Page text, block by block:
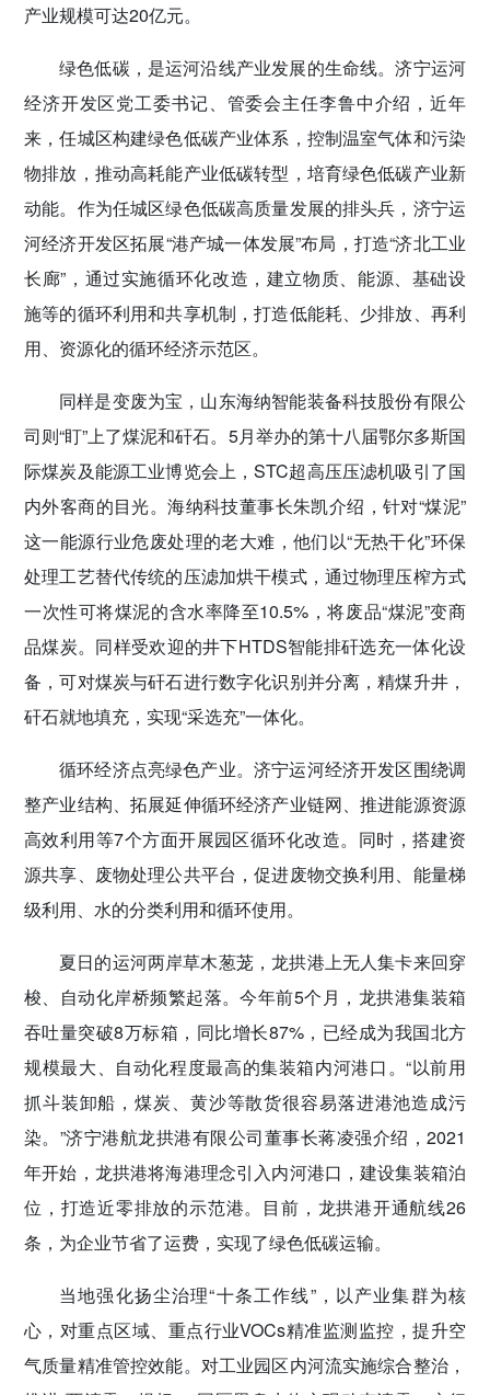
产业规模可达20亿元。
绿色低碳，是运河沿线产业发展的生命线。济宁运河
经济开发区党工委书记、管委会主任李鲁中介绍，近年
来，任城区构建绿色低碳产业体系，控制温室气体和污染
物排放，推动高耗能产业低碳转型，培育绿色低碳产业新
动能。作为任城区绿色低碳高质量发展的排头兵，济宁运
河经济开发区拓展“港产城一体发展”布局，打造“济北工业
长廊”，通过实施循环化改造，建立物质、能源、基础设
施等的循环利用和共享机制，打造低能耗、少排放、再利
用、资源化的循环经济示范区。
同样是变废为宝，山东海纳智能装备科技股份有限公
司则“盯”上了煤泥和矸石。5月举办的第十八届鄂尔多斯国
际煤炭及能源工业博览会上，STC超高压压滤机吸引了国
内外客商的目光。海纳科技董事长朱凯介绍，针对“煤泥”
这一能源行业危废处理的老大难，他们以“无热干化”环保
处理工艺替代传统的压滤加烘干模式，通过物理压榨方式
一次性可将煤泥的含水率降至10.5%，将废品“煤泥”变商
品煤炭。同样受欢迎的井下HTDS智能排矸选充一体化设
备，可对煤炭与矸石进行数字化识别并分离，精煤升井，
矸石就地填充，实现“采选充”一体化。
循环经济点亮绿色产业。济宁运河经济开发区围绕调
整产业结构、拓展延伸循环经济产业链网、推进能源资源
高效利用等7个方面开展园区循环化改造。同时，搭建资
源共享、废物处理公共平台，促进废物交换利用、能量梯
级利用、水的分类利用和循环使用。
夏日的运河两岸草木葱茏，龙拱港上无人集卡来回穿
梭、自动化岸桥频繁起落。今年前5个月，龙拱港集装箱
吞吐量突破8万标箱，同比增长87%，已经成为我国北方
规模最大、自动化程度最高的集装箱内河港口。“以前用
抓斗装卸船，煤炭、黄沙等散货很容易落进港池造成污
染。”济宁港航龙拱港有限公司董事长蒋凌强介绍，2021
年开始，龙拱港将海港理念引入内河港口，建设集装箱泊
位，打造近零排放的示范港。目前，龙拱港开通航线26
条，为企业节省了运费，实现了绿色低碳运输。
当地强化扬尘治理“十条工作线”，以产业集群为核
心，对重点区域、重点行业VOCs精准监测监控，提升空
气质量精准管控效能。对工业园区内河流实施综合整治，